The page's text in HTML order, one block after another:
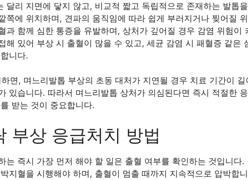
달리 지면에 닿지 않고, 비교적 짧고 독립적으로 존재하는 발톱
쪽에 위치하며, 견파의 움직임에 따라 쉽게 부러지거나 찢어질
과 함께 심한 통증을 유발하며, 상처가 깊어질 경우 감염 위험이
해 있어 부상 시 출혈이 많을 수 있고, 세균 감염 시 패혈증 같은
니다.
면, 며느리발톱 부상의 초동 대처가 지연될 경우 치료 기간이
있습니다. 따라서 며느리발톱 상처가 의심된다면 즉시 적절한
받는 것이 중요합니다.
부상 응급처치 방법
는 즉시 가장 먼저 해야 할 일은 출혈 여부를 확인하는 것입니다.
지혈을 시행해야 하며, 출혈이 멈출 때까지 지속적으로 압박합